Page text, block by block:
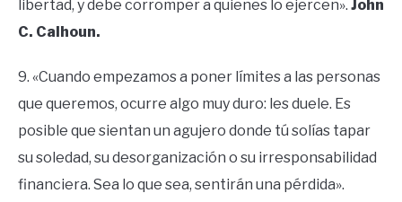
libertad, y debe corromper a quienes lo ejercen». John
C. Calhoun.
9. «Cuando empezamos a poner límites a las personas
que queremos, ocurre algo muy duro: les duele. Es
posible que sientan un agujero donde tú solías tapar
su soledad, su desorganización o su irresponsabilidad
financiera. Sea lo que sea, sentirán una pérdida».